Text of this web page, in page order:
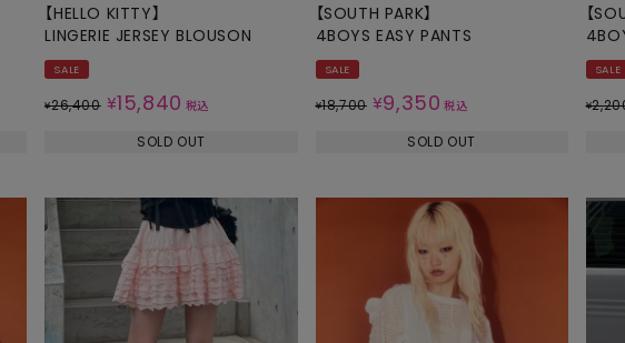
【HELLO KITTY】
LINGERIE JERSEY BLOUSON
SALE
¥26,400 ¥15,840 税込
SOLD OUT
【SOUTH PARK】
4BOYS EASY PANTS
SALE
¥18,700 ¥9,350 税込
SOLD OUT
【
SALE
¥